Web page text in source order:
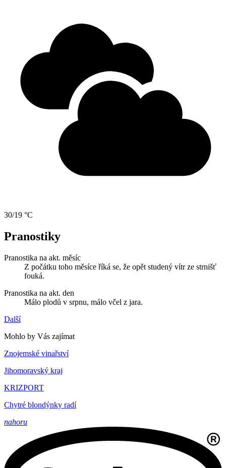
30/19 °C
Pranostiky
Pranostika na akt. měsíc
Z počátku toho měsíce říká se, že opět studený vítr ze strnišť
fouká.
Pranostika na akt. den
Málo plodů v srpnu, málo včel z jara.
Další
Mohlo by Vás zajímat
Znojemské vinařství
Jihomoravský kraj
KRIZPORT
Chytré blondýnky radí
nahoru